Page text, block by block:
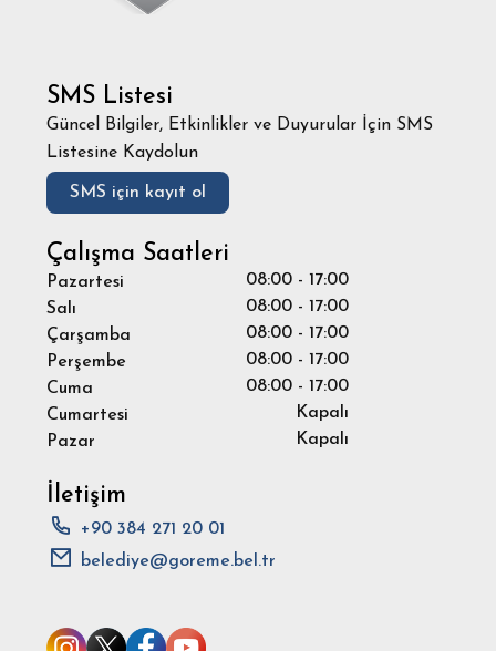
SMS Listesi
Güncel Bilgiler, Etkinlikler ve Duyurular İçin SMS
Listesine Kaydolun
SMS için kayıt ol
Çalışma Saatleri
Pazartesi
08:00 - 17:00
Salı
08:00 - 17:00
Çarşamba
08:00 - 17:00
Perşembe
08:00 - 17:00
Cuma
08:00 - 17:00
Cumartesi
Kapalı
Pazar
Kapalı
İletişim
+90 384 271 20 01
belediye@goreme.bel.tr